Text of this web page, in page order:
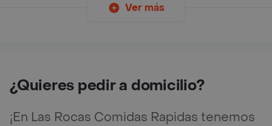
Ver más
¿Quieres pedir a domicilio?
¡En Las Rocas Comidas Rapidas tenemos